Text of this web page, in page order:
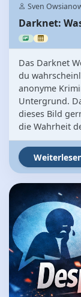
Sven
Darknet:
Das Darknet
du
anonyme
Untergrund.
dieses Bild
die Wahrheit